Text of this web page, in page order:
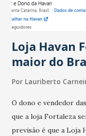
do observado no mês
novembro. Em
cresceu. De acordo
Loja Havan
maior do
Por Lauriberto
O dono e vendedor
que a loja Fortaleza
previsão é que a Loja